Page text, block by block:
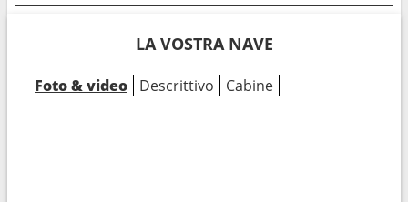
LA VOSTRA NAVE
Foto & video Descrittivo Cabine